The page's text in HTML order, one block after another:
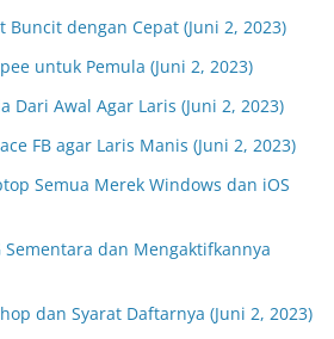
Buncit dengan Cepat (Juni 2, 2023)
untuk Pemula (Juni 2, 2023)
Dari Awal Agar Laris (Juni 2, 2023)
FB agar Laris Manis (Juni 2, 2023)
Semua Merek Windows dan iOS
dan Mengaktifkannya
dan Syarat Daftarnya (Juni 2, 2023)